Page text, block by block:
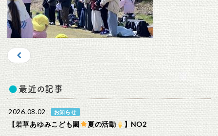
最近の記事
2026.08.02 お知らせ
【若草あゆみこども園 夏の活動 】NO2